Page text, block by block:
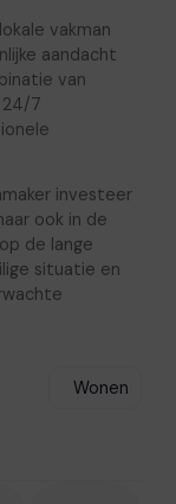
vakman
aandacht
van
24/7
investeer
ook in de
de lange
situatie en
Wonen